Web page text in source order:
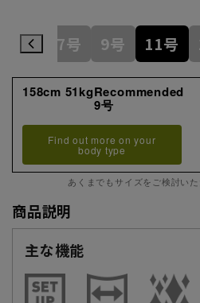
5号 7号 9号 11号
158cm 51kgRecommended
9号
Find out more on your
body type
あくまでもサイズをご検討い
商品説明
主な機能